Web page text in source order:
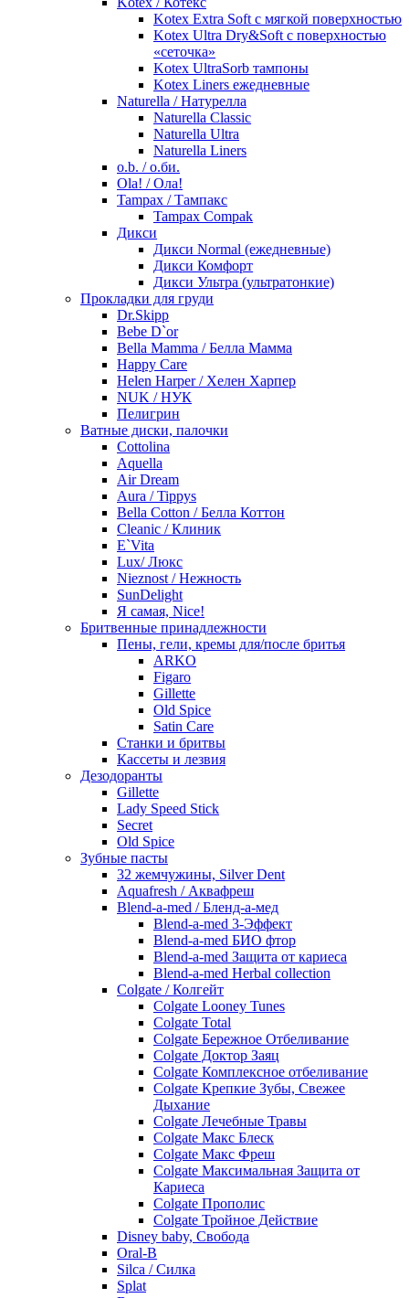
Kotex Extra Soft с мягкой поверхностью
Kotex Ultra Dry&Soft с поверхностью
«сеточка»
Kotex UltraSorb тампоны
Kotex Liners ежедневные
Naturella / Натурелла
Naturella Classic
Naturella Ultra
Naturella Liners
o.b. / о.би.
Ola! / Ола!
Tampax / Тампакс
Tampax Compak
Дикси
Дикси Normal (ежедневные)
Дикси Комфорт
Дикси Ультра (ультратонкие)
Прокладки для груди
Dr.Skipp
Bebe D`or
Bella Mamma / Белла Мамма
Happy Care
Helen Harper / Хелен Харпер
NUK / НУК
Пелигрин
Ватные диски, палочки
Cottolina
Aquella
Air Dream
Aura / Tippys
Bella Cotton / Белла Коттон
Cleanic / Клиник
E`Vita
Lux/ Люкс
Nieznost / Нежность
SunDelight
Я самая, Nice!
Бритвенные принадлежности
Пены, гели, кремы для/после бритья
ARKO
Figaro
Gillette
Old Spice
Satin Care
Станки и бритвы
Кассеты и лезвия
Дезодоранты
Gillette
Lady Speed Stick
Secret
Old Spice
Зубные пасты
32 жемчужины, Silver Dent
Aquafresh / Аквафреш
Blend-a-med / Бленд-а-мед
Blend-a-med 3-Эффект
Blend-a-med БИО фтор
Blend-a-med Защита от кариеса
Blend-a-med Herbal collection
Colgate / Колгейт
Colgate Looney Tunes
Colgate Total
Colgate Бережное Отбеливание
Colgate Доктор Заяц
Colgate Комплексное отбеливание
Colgate Крепкие Зубы, Свежее
Дыхание
Colgate Лечебные Травы
Colgate Макс Блеск
Colgate Макс Фреш
Colgate Максимальная Защита от
Кариеса
Colgate Прополис
Colgate Тройное Действие
Disney baby, Свобода
Oral-B
Silca / Силка
Splat